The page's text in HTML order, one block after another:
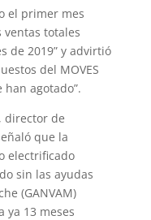
el primer mes
totales
de 2019” y advirtió
del MOVES
agotado”.
director de
que la
electrificado
sin las ayudas
(GANVAM)
ya 13 meses